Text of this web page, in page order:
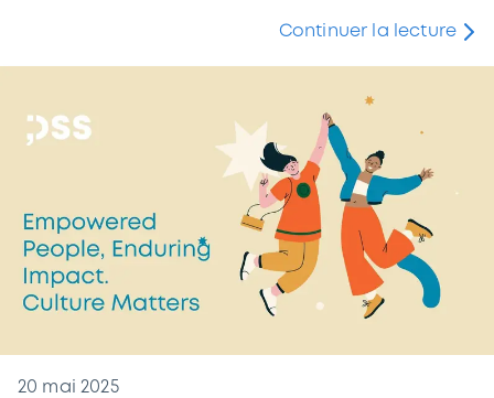
Continuer la lecture
20 mai 2025